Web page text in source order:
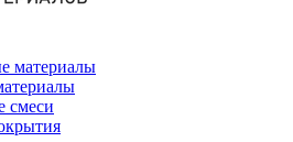
материалы
смеси